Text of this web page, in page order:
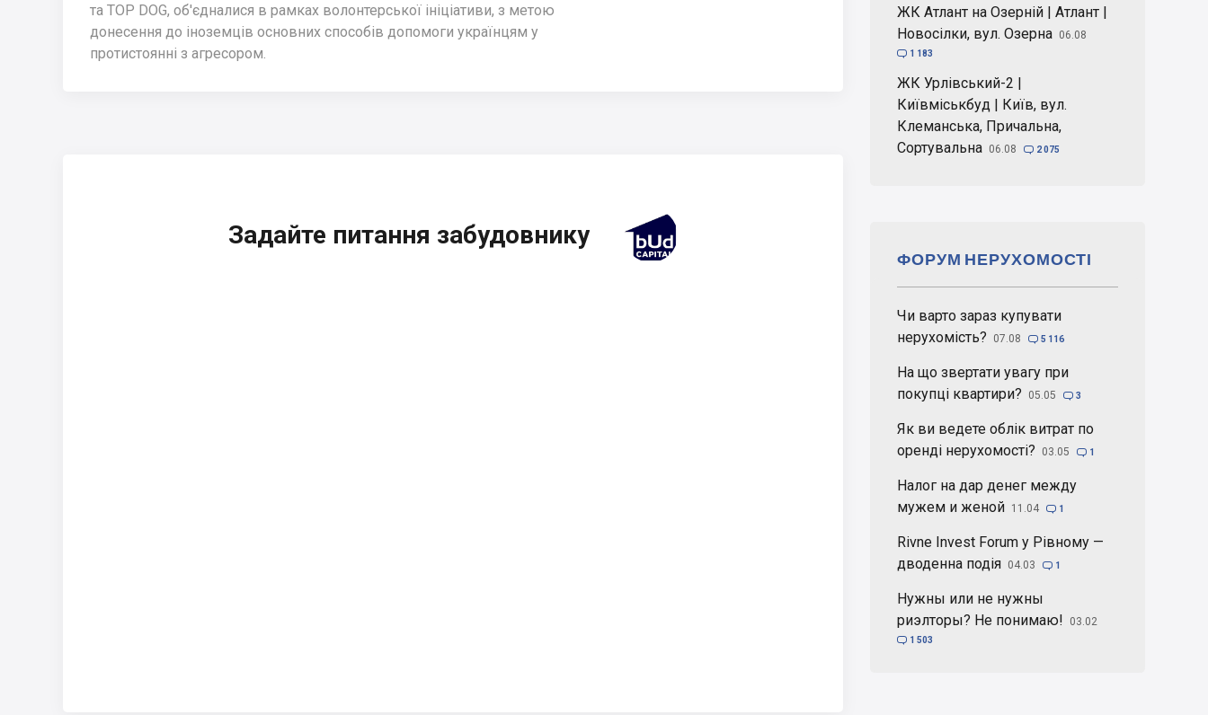
та TOP DOG, об'єдналися в рамках волонтерської ініціативи, з метою
донесення до іноземців основних способів допомоги українцям у
протистоянні з агресором.
Задайте питання забудовнику
ЖК Атлант на Озерній | Атлант |
Новосілки, вул. Озерна 06.08
 1 183
ЖК Урлівський-2 |
Київміськбуд | Київ, вул.
Клеманська, Причальна,
Сортувальна 06.08  2 075
Чи варто зараз купувати
нерухомість?
07.08  5 116
На що звертати увагу при
покупці квартири?
05.05  3
Як ви ведете облік витрат по
оренді нерухомості?
03.05  1
Налог на дар денег между
мужем и женой 11.04  1
Rivne Invest Forum у Рівному —
дводенна подія 04.03  1
Нужны или не нужны
риэлторы? Не понимаю!
03.02
 1 503
ФОРУМ НЕРУХОМОСТІ